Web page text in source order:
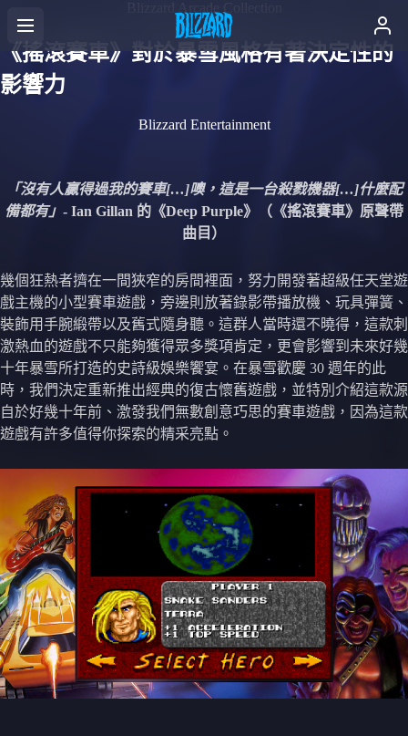
《搖滾賽車》對於暴雪風格有著決定性的
影響力
Blizzard Entertainment
「沒有人贏得過我的賽車[…]噢，這是一台殺戮機器[…]什麼配
備都有」 - Ian Gillan 的《Deep Purple》（《搖滾賽車》原聲帶
曲目）
幾個狂熱者擠在一間狹窄的房間裡面，努力開發著超級任天堂遊
戲主機的小型賽車遊戲，旁邊則放著錄影帶播放機、玩具彈簧、
裝飾用手腕緞帶以及舊式隨身聽。這群人當時還不曉得，這款刺
激熱血的遊戲不只能夠獲得眾多獎項肯定，更會影響到未來好幾
十年暴雪所打造的史詩級娛樂饗宴。在暴雪歡慶 30 週年的此
時，我們決定重新推出經典的復古懷舊遊戲，並特別介紹這款源
自於好幾十年前、激發我們無數創意巧思的賽車遊戲，因為這款
遊戲有許多值得你探索的精采亮點。